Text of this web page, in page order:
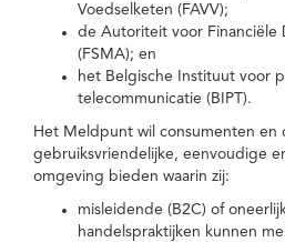
Voedselketen (FAVV);
de Autoriteit voor Financiële
(FSMA); en
het Belgische Instituut voor
telecommunicatie (BIPT).
Het Meldpunt wil consumenten en
gebruiksvriendelijke, eenvoudige
omgeving bieden waarin zij:
misleidende (B2C) of
handelspraktijken kunnen